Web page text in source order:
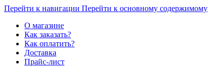
Перейти к навигации Перейти к основному содержимому
О магазине
Как заказать?
Как оплатить?
Доставка
Прайс-лист